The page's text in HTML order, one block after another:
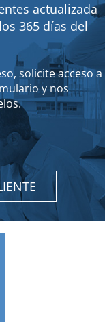
actualizada
365 días del
solicite acceso a
y nos